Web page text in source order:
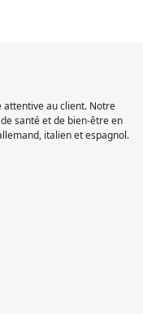
attentive au client. Notre
santé et de bien-être en
italien et espagnol.